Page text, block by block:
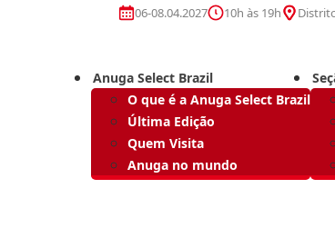
06-08.04.2027 10h às 19h
Anuga Select Brazil
O que é a Anuga Select Brazil
Última Edição
Quem Visita
Anuga no mundo